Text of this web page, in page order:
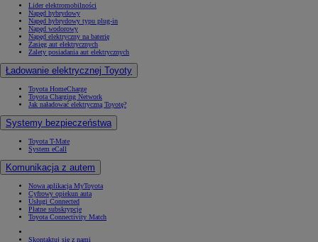
Lider elektromobilności
Napęd hybrydowy
Napęd hybrydowy typu plug-in
Napęd wodorowy
Napęd elektryczny na baterię
Zasięg aut elektrycznych
Zalety posiadania aut elektrycznych
Ładowanie elektrycznej Toyoty
Toyota HomeCharge
Toyota Charging Network
Jak naładować elektryczną Toyotę?
Systemy bezpieczeństwa
Toyota T-Mate
System eCall
Komunikacja z autem
Nowa aplikacja MyToyota
Cyfrowy opiekun auta
Usługi Connected
Płatne subskrypcje
Toyota Connectivity Match
Skontaktuj się z nami